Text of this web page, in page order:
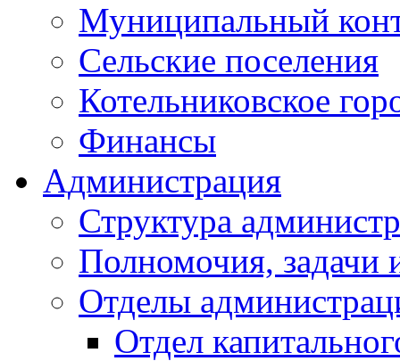
Муниципальный
Сельские поселения
Котельниковское
Финансы
Администрация
Структура
Полномочия, задачи
Отделы
Отдел